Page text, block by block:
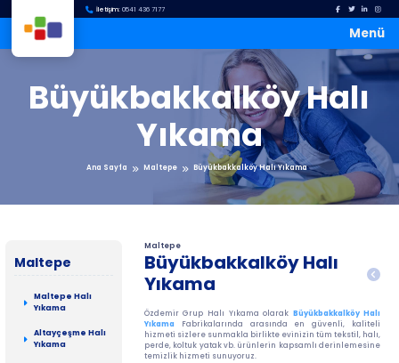
İletişim:0541 436 7177
Menü
Büyükbakkalköy Halı
Yıkama
Ana Sayfa Maltepe Büyükbakkalköy Halı Yıkama
Maltepe
Maltepe Halı
Yıkama
Altayçeşme Halı
Yıkama
Maltepe
Büyükbakkalköy Halı
Yıkama
Özdemir Grup Halı Yıkama olarak Büyükbakkalköy Halı
Yıkama Fabrikalarında arasında en güvenli, kaliteli
hizmeti sizlere sunmakla birlikte evinizin tüm tekstil, halı,
perde, koltuk yatak vb. ürünlerin kapsamlı derinlemesine
temizlik hizmeti sunuyoruz.